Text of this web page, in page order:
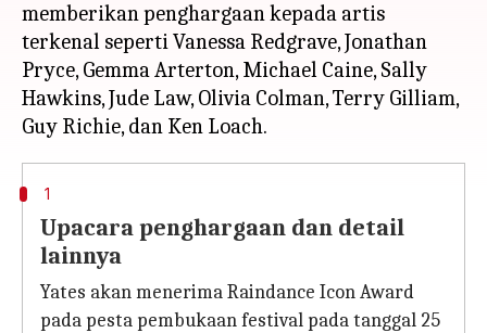
memberikan penghargaan kepada artis
terkenal seperti Vanessa Redgrave, Jonathan
Pryce, Gemma Arterton, Michael Caine, Sally
Hawkins, Jude Law, Olivia Colman, Terry Gilliam,
1
Upacara penghargaan dan detail
lainnya
Yates akan menerima Raindance Icon Award
pada pesta pembukaan festival pada tanggal 25